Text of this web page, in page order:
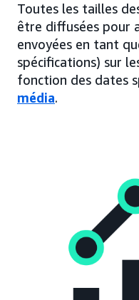
Toutes les tailles
être diffusées pour
envoyées en tant
spécifications) sur
fonction des dates
média.